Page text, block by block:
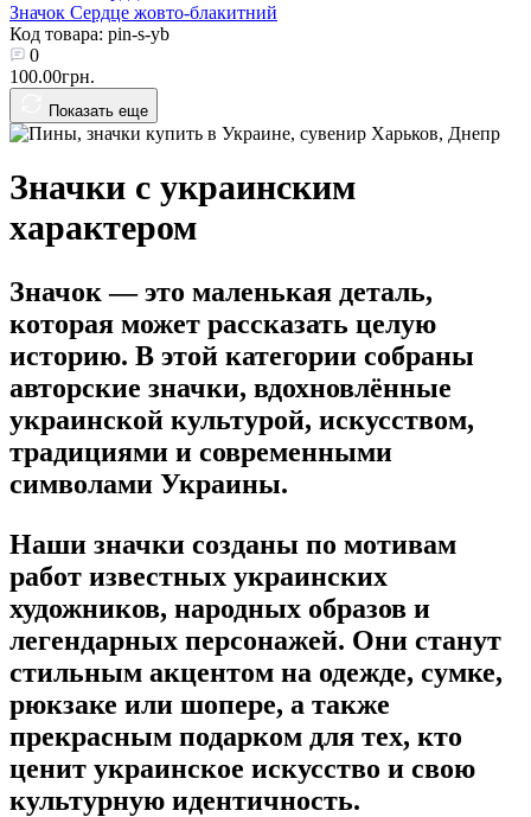
Значок Сердце жовто-блакитний
Код товара: pin-s-yb
0
100.00грн.
Показать еще
Значки с украинским
характером
Значок — это маленькая деталь,
которая может рассказать целую
историю. В этой категории собраны
авторские значки, вдохновлённые
украинской культурой, искусством,
традициями и современными
символами Украины.
Наши значки созданы по мотивам
работ известных украинских
художников, народных образов и
легендарных персонажей. Они станут
стильным акцентом на одежде, сумке,
рюкзаке или шопере, а также
прекрасным подарком для тех, кто
ценит украинское искусство и свою
культурную идентичность.